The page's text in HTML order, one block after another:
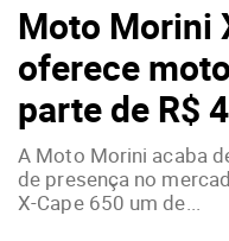
Moto Morini
oferece
parte de R$
A Moto Morini acaba
de presença no
X-Cape 650 um de...